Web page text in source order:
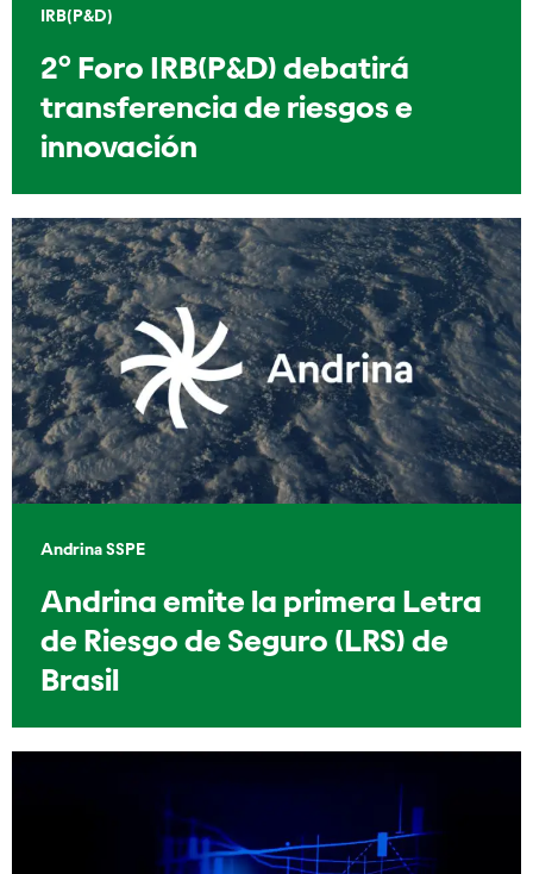
IRB(P&D)
2º Foro IRB(P&D) debatirá
transferencia de riesgos e
innovación
Andrina SSPE
Andrina emite la primera Letra
de Riesgo de Seguro (LRS) de
Brasil